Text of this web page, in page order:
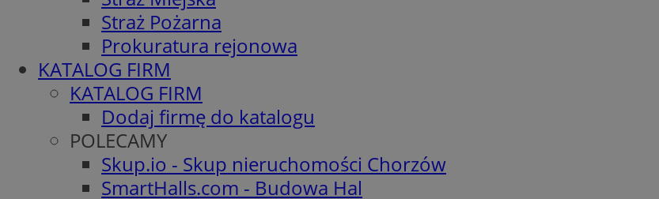
Straż Pożarna
Prokuratura rejonowa
KATALOG FIRM
KATALOG FIRM
Dodaj firmę do katalogu
POLECAMY
Skup.io - Skup nieruchomości Chorzów
SmartHalls.com - Budowa Hal